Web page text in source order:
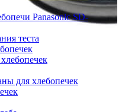
Panasonic SD-
теста
для хлебопечек